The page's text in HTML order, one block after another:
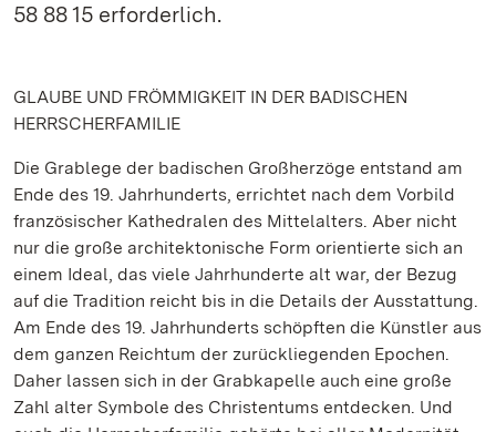
58 88 15 erforderlich.
GLAUBE UND FRÖMMIGKEIT IN DER BADISCHEN
HERRSCHERFAMILIE
Die Grablege der badischen Großherzöge entstand am
Ende des 19. Jahrhunderts, errichtet nach dem Vorbild
französischer Kathedralen des Mittelalters. Aber nicht
nur die große architektonische Form orientierte sich an
einem Ideal, das viele Jahrhunderte alt war, der Bezug
auf die Tradition reicht bis in die Details der Ausstattung.
Am Ende des 19. Jahrhunderts schöpften die Künstler aus
dem ganzen Reichtum der zurückliegenden Epochen.
Daher lassen sich in der Grabkapelle auch eine große
Zahl alter Symbole des Christentums entdecken. Und